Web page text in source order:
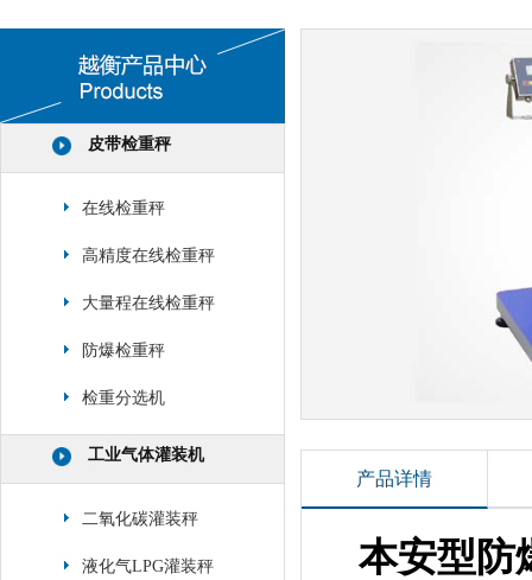
皮带检重秤
在线检重秤
高精度在线检重秤
大量程在线检重秤
防爆检重秤
检重分选机
工业气体灌装机
二氧化碳灌装秤
液化气LPG灌装秤
产品详情
本安型防